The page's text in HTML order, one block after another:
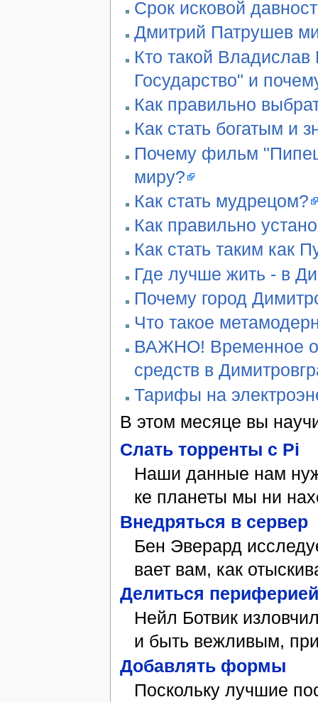
Срок исковой
Дмитрий Патрушев
Кто такой
Государство" и
Как правильно
Как стать богатым и
Почему фильм
миру?
Как стать мудрецом?
Как правильно
Как стать таким как
Где лучше жить - в
Почему город
Что такое
ВАЖНО! Временное
средств в
Тарифы на
В этом ме­ся­це вы
Cлать тор­рен­ты с Pi
На­ши дан­ные нам
ке планеты мы ни
Внедрять­ся в сер­вер
Бен Эве­рард
ва­ет вам, как
Де­лить­ся пе­ри­фе­ри­ей
Нейл Бот­вик
и быть веж­ли­вым,
До­бав­лять фор­мы
По­сколь­ку луч­шие